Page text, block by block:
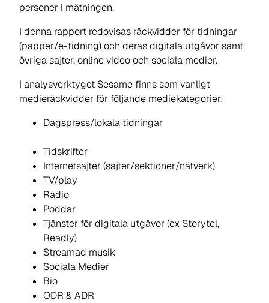
personer i mätningen.
I denna rapport redovisas räckvidder för tidningar
(papper/e-tidning) och deras digitala utgåvor samt
övriga sajter, online video och sociala medier.
I analysverktyget Sesame finns som vanligt
medieräckvidder för följande mediekategorier:
Dagspress/lokala tidningar
Tidskrifter
Internetsajter (sajter/sektioner/nätverk)
TV/play
Radio
Poddar
Tjänster för digitala utgåvor (ex Storytel,
Readly)
Streamad musik
Sociala Medier
Bio
ODR & ADR